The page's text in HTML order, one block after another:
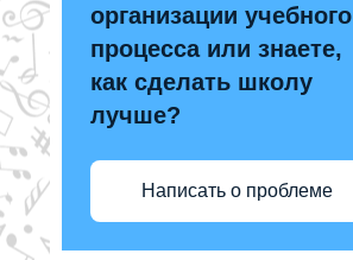
организации учебного
процесса или знаете,
как сделать школу
лучше?
Написать о проблеме